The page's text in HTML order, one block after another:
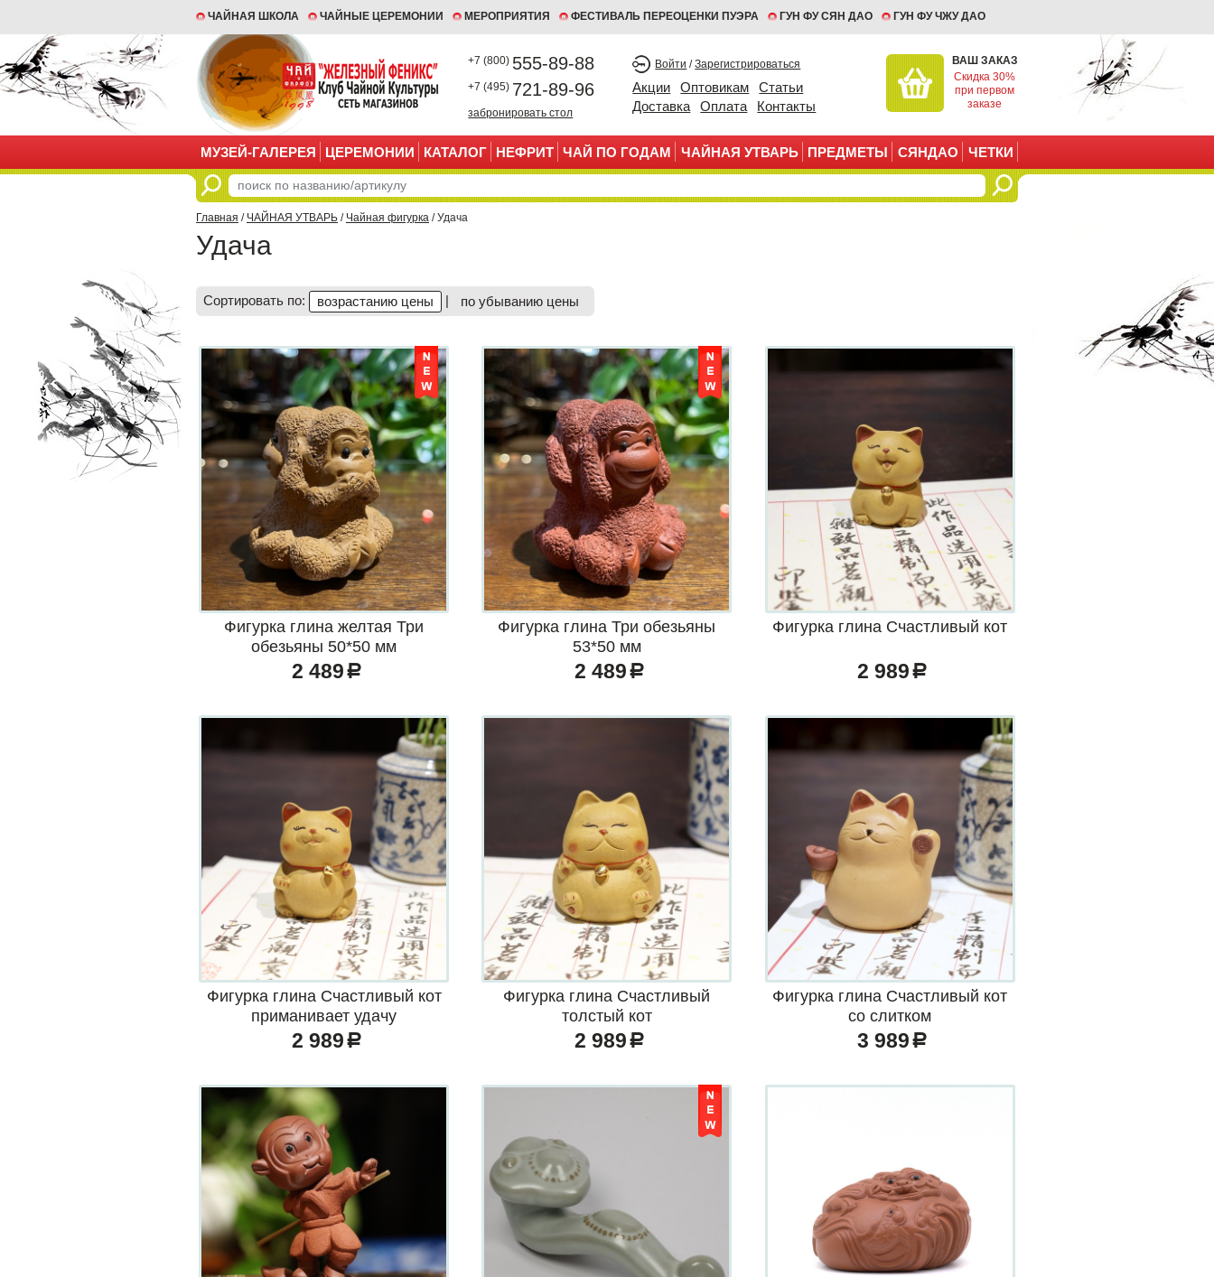
ЧАЙНАЯ ШКОЛА ЧАЙНЫЕ ЦЕРЕМОНИИ МЕРОПРИЯТИЯ ФЕСТИВАЛЬ ПЕРЕОЦЕНКИ ПУЭРА ГУН ФУ СЯН ДАО ГУН ФУ ЧЖУ ДАО
+7 (800) 555-89-88
+7 (495) 721-89-96
забронировать стол
Войти /Зарегистрироваться
Акции Оптовикам
Статьи
Доставка
Оплата Контакты
ВАШ ЗАКАЗ
Скидка 30%
при первом
заказе
МУЗЕЙ-ГАЛЕРЕЯ ЦЕРЕМОНИИ КАТАЛОГ НЕФРИТ ЧАЙ ПО ГОДАМ ЧАЙНАЯ УТВАРЬ ПРЕДМЕТЫ СЯНДАО ЧЕТКИ
Главная / ЧАЙНАЯ УТВАРЬ / Чайная фигурка / Удача
Удача
Сортировать по: возрастанию цены | по убыванию цены
Фигурка глина желтая Три
обезьяны 50*50 мм
2 489 a
Фигурка глина Три обезьяны
53*50 мм
2 489 a
Фигурка глина Счастливый кот
2 989 a
Фигурка глина Счастливый кот
приманивает удачу
2 989 a
Фигурка глина Счастливый
толстый кот
2 989 a
Фигурка глина Счастливый кот
со слитком
3 989 a